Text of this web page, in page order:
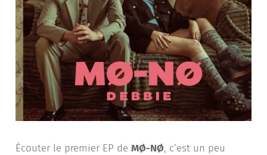
Écouter le premier EP de MØ-NØ, c’est un peu